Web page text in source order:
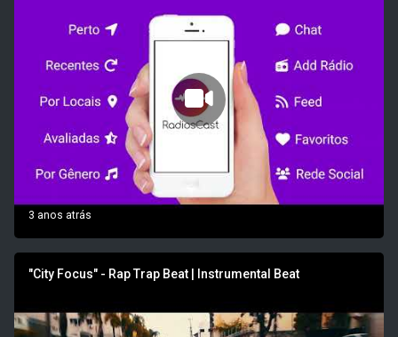
3 anos atrás
"City Focus" - Rap Trap Beat | Instrumental Beat